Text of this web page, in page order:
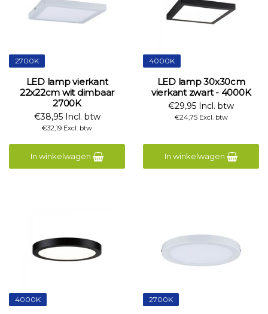
2700K
LED lamp vierkant
22x22cm wit dimbaar
2700K
€38,95 Incl. btw
€32,19 Excl. btw
In winkelwagen
4000K
LED lamp 30x30cm
vierkant zwart - 4000K
€29,95 Incl. btw
€24,75 Excl. btw
In winkelwagen
4000K 2700K